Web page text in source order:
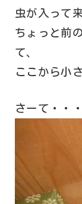
虫が入って
ちょっと前
て、
ここから小
さーて・・